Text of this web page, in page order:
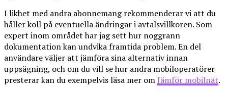
I likhet med andra abonnemang rekommenderar vi att du
håller koll på eventuella ändringar i avtalsvillkoren. Som
expert inom området har jag sett hur noggrann
dokumentation kan undvika framtida problem. En del
användare väljer att jämföra sina alternativ innan
uppsägning, och om du vill se hur andra mobiloperatörer
presterar kan du exempelvis läsa mer omJämför mobilnät.